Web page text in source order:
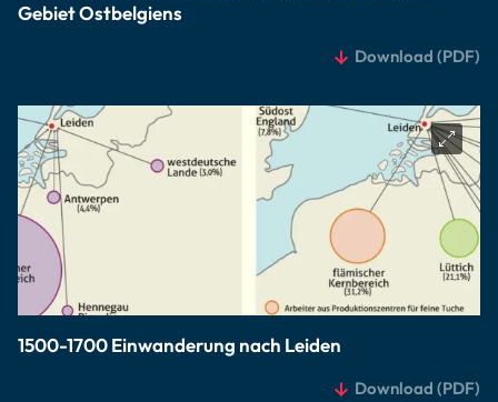
Gebiet Ostbelgiens
Download (PDF)
1500-1700 Einwanderung nach Leiden
Download (PDF)